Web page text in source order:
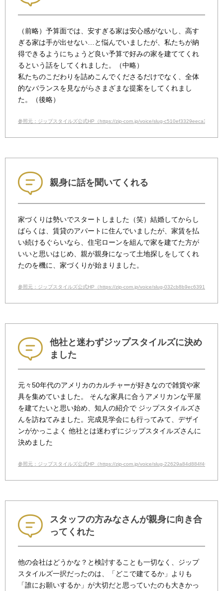
（前略）予算面では、安すぎる家は安心感がないし、高す
ぎる家は手が出せない…と悩んでいましたが、私たちが納
得できるようにちょうど良い予算で好みの家を建ててくれ
るという話をしてくれました。（中略）
私たちのこだわりを詰めこんでくださるだけでなく、全体
的なバランスを見ながらさまざまな提案をしてくれまし
た。（後略）
参照元：ジップスタイルズ公式HP（https://zip-com.jp/voice/slug-
親身に話を聞いてくれる
家づくりは勢いでスタートしました（笑）結婚してからし
ばらくは、賃貸のアパートに住んでいましたが、家賃を払
い続けるぐらいなら、住宅ローンを組んで家を建てた方が
いいと思いはじめ、親が親身になって土地探しをしてくれ
たのを機に、家づくりが始まりました。
参照元：ジップスタイルズ公式HP（https://zip-com.jp/voice/slug-
他社と迷わずジップスタイルズに決め
ました
元々50年代のアメリカのカルチャーが好きなので雑貨や家
具を集めていました。 そんな家具に合うアメリカンな平屋
を建てたいと思い始め、知人の紹介で ジップスタイルズさ
んを訪ねてみました。完成見学会にも行ってみて、デザイ
ンがかっこよく 他社とは迷わずにジップスタイルズさんに
決めました
参照元：ジップスタイルズ公式HP（https://zip-com.jp/voice/slug-
スタッフの方みなさんが親身に向き合
ってくれた
他の会社はどうかな？と検討することも一切なく、ジップ
スタイルズ一択だったのは、「どこで建てるか」よりも
「誰にお願いするか」が大切だと思っていたのも大きかっ